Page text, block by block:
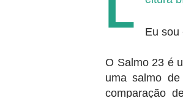
Eu sou
O Salmo 23 é
uma salmo
comparação